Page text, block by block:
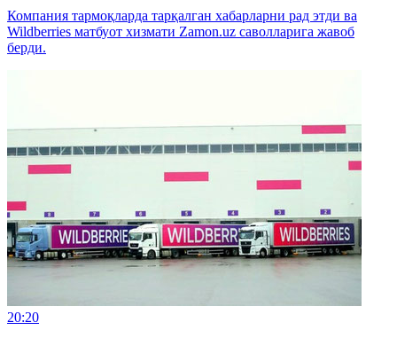
Компания тармоқларда тарқалган хабарларни рад этди ва
Wildberries матбуот хизмати Zamon.uz саволларига жавоб
берди.
20:20